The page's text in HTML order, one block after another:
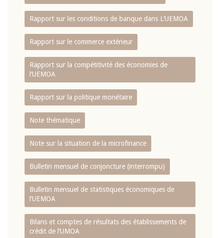
Rapport sur les conditions de banque dans L‘UEMOA
Rapport sur le commerce extérieur
Rapport sur la compétitivité des économies de
l‘UEMOA
Rapport sur la politique monétaire
Note thématique
Note sur la situation de la microfinance
Bulletin mensuel de conjoncture (interrompu)
Bulletin mensuel de statistiques économiques de
l‘UEMOA
Bilans et comptes de résultats des établissements de
crédit de l‘UMOA